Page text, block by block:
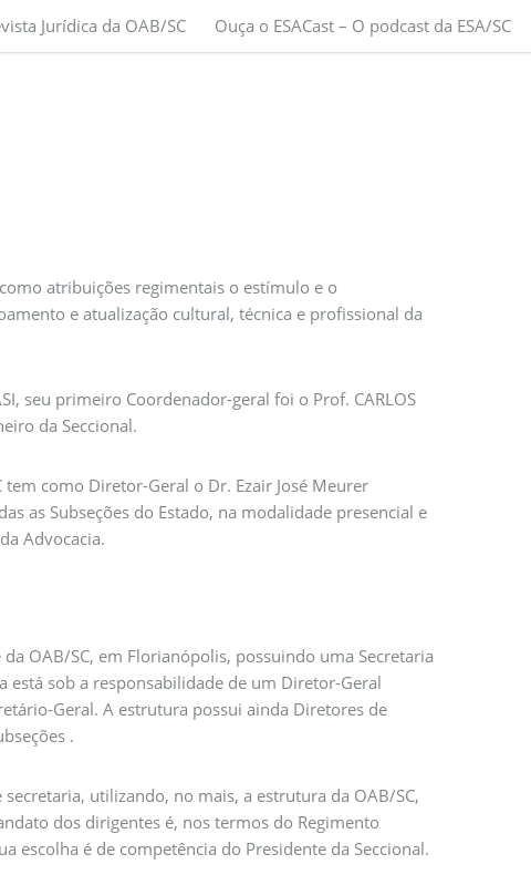
Jurídica da OAB/SC Ouça o ESACast – O podcast da ESA/SC
como atribuições regimentais o estímulo e o
e atualização cultural, técnica e profissional da
seu primeiro Coordenador-geral foi o Prof. CARLOS
da Seccional.
como Diretor-Geral o Dr. Ezair José Meurer
as Subseções do Estado, na modalidade presencial e
Advocacia.
OAB/SC, em Florianópolis, possuindo uma Secretaria
está sob a responsabilidade de um Diretor-Geral
Geral. A estrutura possui ainda Diretores de
.
utilizando, no mais, a estrutura da OAB/SC,
dos dirigentes é, nos termos do Regimento
escolha é de competência do Presidente da Seccional.